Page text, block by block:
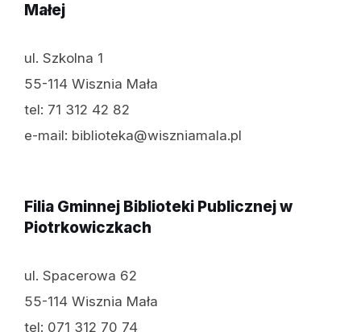
Małej
ul. Szkolna 1
55-114 Wisznia Mała
tel: 71 312 42 82
e-mail: biblioteka@wiszniamala.pl
Filia Gminnej Biblioteki Publicznej w
Piotrkowiczkach
ul. Spacerowa 62
55-114 Wisznia Mała
tel: 071 312 70 74